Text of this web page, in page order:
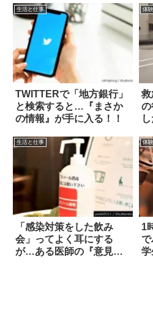
生活と仕事
TWITTERで「地方銀行」
と検索すると…『まさか
の情報』が手に入る！！
体
救
の
生活と仕事
「感染対策をした飲み
会」ってよく耳にする
が…ある医師の『意見』
体
1
で
学